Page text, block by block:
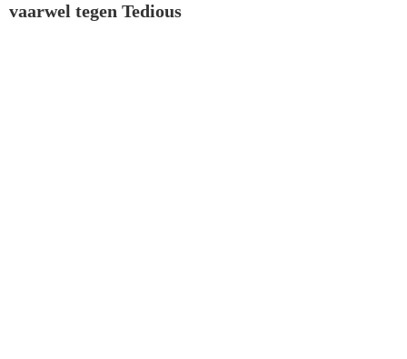
vaarwel tegen Tedious